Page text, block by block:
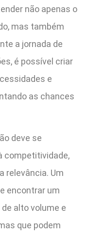
não apenas o
mas também
a jornada de
é possível criar
e
as chances
deve se
competitividade,
relevância. Um
encontrar um
alto volume e
que podem